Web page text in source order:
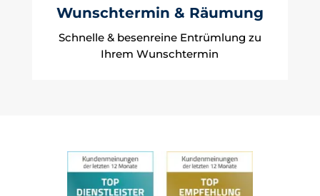
Wunschtermin & Räumung
Schnelle & besenreine Entrümlung zu
Ihrem Wunschtermin